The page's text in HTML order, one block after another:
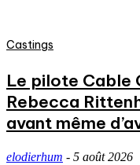
Castings
Le pilote Cable
Rebecca
avant même
elodierhum - 5 août 2026